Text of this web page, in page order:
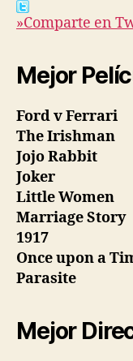
»Comparte en
Mejor
Ford v Ferrari
The Irishman
Jojo Rabbit
Joker
Little Women
Marriage Story
1917
Once upon a
Parasite
Mejor